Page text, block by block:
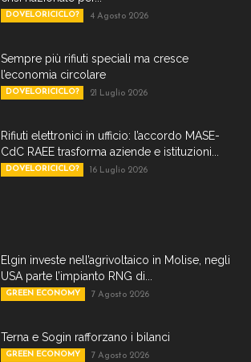
DOVELORICICLO? 4 Agosto 2026
Sempre più rifiuti speciali ma cresce
l’economia circolare
DOVELORICICLO? 21 Luglio 2026
Rifiuti elettronici in ufficio: l’accordo MASE-
CdC RAEE trasforma aziende e istituzioni...
DOVELORICICLO? 16 Luglio 2026
Elgin investe nell’agrivoltaico in Molise, negli
USA parte l’impianto RNG di...
GREEN ECONOMY 7 Agosto 2026
Terna e Sogin rafforzano i bilanci
GREEN ECONOMY 7 Agosto 2026